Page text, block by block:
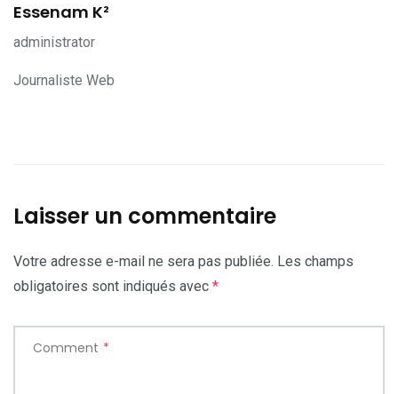
Essenam K²
administrator
Journaliste Web
Laisser un commentaire
Votre adresse e-mail ne sera pas publiée. Les champs
obligatoires sont indiqués avec *
Comment *